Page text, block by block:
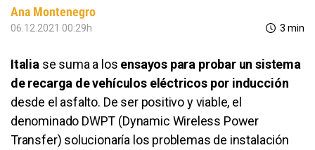
Ana Montenegro
06.12.2021 00:29h 3 min
Italia se suma a los ensayos para probar un sistema
de recarga de vehículos eléctricos por inducción
desde el asfalto. De ser positivo y viable, el
denominado DWPT (Dynamic Wireless Power
Transfer) solucionaría los problemas de instalación